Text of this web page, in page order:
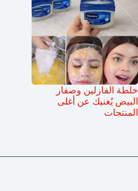
خلطة الفازلين وصفار
البيض يُغنيك عن أغلى
المنتجات